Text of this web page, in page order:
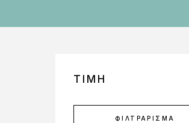
ΤΙΜΉ
ΦΙΛΤΡΆΡΙΣΜΑ